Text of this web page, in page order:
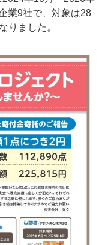
業9社で、対象は28
りました。